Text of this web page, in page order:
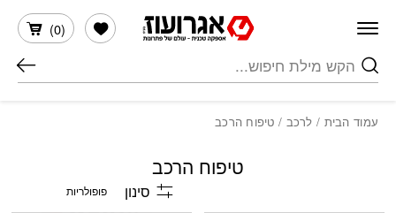
חיפוש
(
0
)
הרשימה שלי
עמוד הבית / לרכב / טיפוח הרכב
טיפוח הרכב
סינון